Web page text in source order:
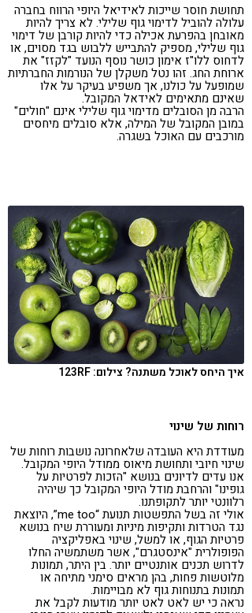
תחושת חוסר שייכות לאידיאל היופי הרווח בחברה
עלולה להוביל לדימוי גוף שלילי. לא צריך להיות
מאובחן בהפרעת אכילה כדי להיות קורבן של דימוי
גוף שלילי, מספיק להתבייש ללבוש בגד מסוים, או
לדחוס ללו"ז אימון כושר נוסף הנועד "לקזז" את
ארוחת החג. זהו נטל משקלן של הנורמות החברתיות
שמופעל על כולנו, אך משפיע בעיקר על אלו
שאינם מתאימים לאידאל המקובל.
הרבה מן הסובלים מדימוי גוף שלילי אינם "חולים"
במובן המקובל של המילה, אלא סובלים מיחסים
מורכבים עם האוכל בשגרה.
איך היחס לאוכל משתנה? צילום: 123RF
רוחות של שינוי
מעודדת היא העובדה שלאחרונה נושבות רוחות של
שינוי חיובי ותחושת מיאוס ממודל היופי המקובל.
אנו עדים לדיונים בנושא "הזכות לפרטיות על
גופינו" והרחבת מודל היופי המקובל כך שיהיה
רלוונטי יותר לתקופתנו.
אולי זה בשל התפשטות תנועת “me too”, היוצאת
נגד הטרדות ותקיפות מיניות ומעוררת שיח בנושא
פרטיות הגוף, או למשל, שינוי באפליקציה
הפופולרית "אינסטגרם", אשר משתמשיה החלו
לדרוש תכנים אותנטיים יותר. בין היתר, תמונות
מלוטשות פחות, בהן מראים סימני מתיחה או
תמונות בתנוחות גוף לא מבויימות.
נראה כי יש לאט לאט יותר מודעות לקבל את